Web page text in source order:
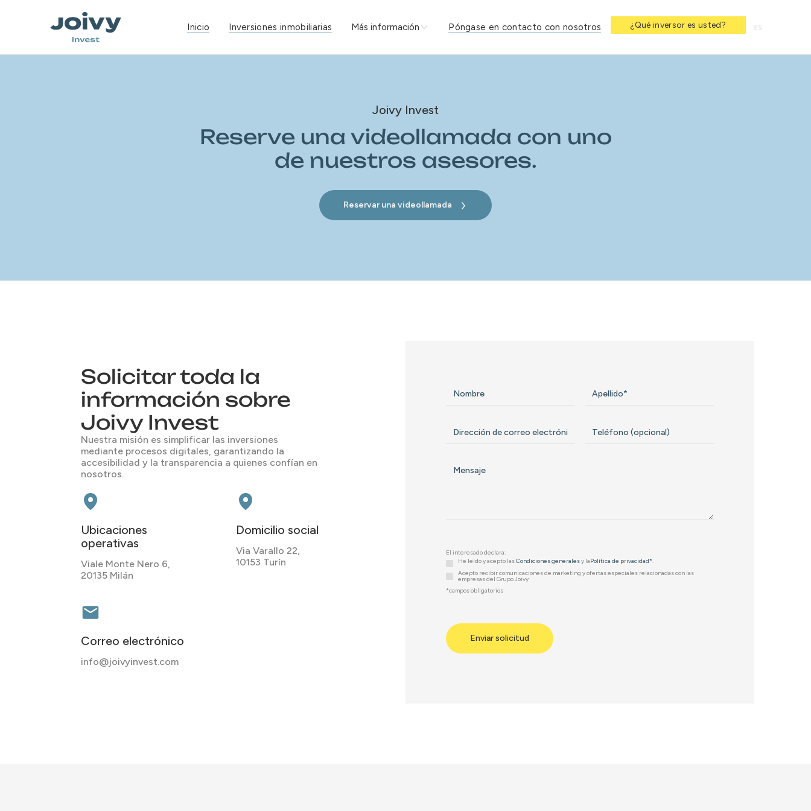
Inicio Inversiones inmobiliarias Más información Póngase en contacto con nosotros ¿Qué inversor es usted?
Joivy Invest
Reserve una videollamada con uno
de nuestros asesores.
Reservar una videollamada
Solicitar toda la
información sobre
Joivy Invest
Nuestra misión es simplificar las inversiones
mediante procesos digitales, garantizando la
accesibilidad y la transparencia a quienes confían en
nosotros.
Ubicaciones
operativas
Viale Monte Nero 6,
20135 Milán
Domicilio social
Via Varallo 22,
10153 Turín
Correo electrónico
info@joivyinvest.com
El interesado declara:
He leído y acepto lasCondiciones generalesy laPolítica de privacidad*
Acepto recibir comunicaciones de marketing y ofertas especiales relacionadas con las
empresas del Grupo Joivy
*campos obligatorios